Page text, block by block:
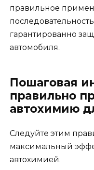
правильное
гарантированно
автомобиля.
Пошаговая
правильно
автохимию
Следуйте этим
максимальный
автохимией.